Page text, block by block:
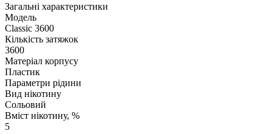
Загальні характеристики
Модель
Classic 3600
Кількість затяжок
3600
Матеріал корпусу
Пластик
Параметри рідини
Вид нікотину
Сольовий
Вміст нікотину, %
5